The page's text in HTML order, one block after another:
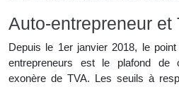
Auto-entrepreneur et
Depuis le 1er janvier 2018, le
entrepreneurs est le plafond de
exonère de TVA. Les seuils à